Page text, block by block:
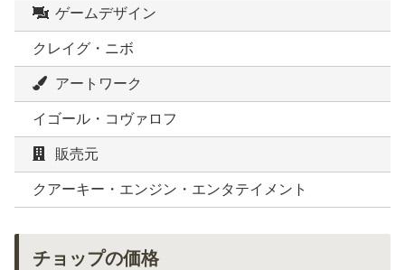
ゲームデザイン
クレイグ・ニボ
アートワーク
イゴール・コヴァロフ
販売元
クアーキー・エンジン・エンタテイメント
チョップの価格